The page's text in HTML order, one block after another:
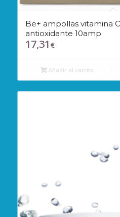
Be+ ampollas vitamina
antioxidante 10amp
17,31 €
Añadir al carrito